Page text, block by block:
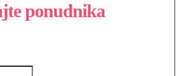
ponudnika